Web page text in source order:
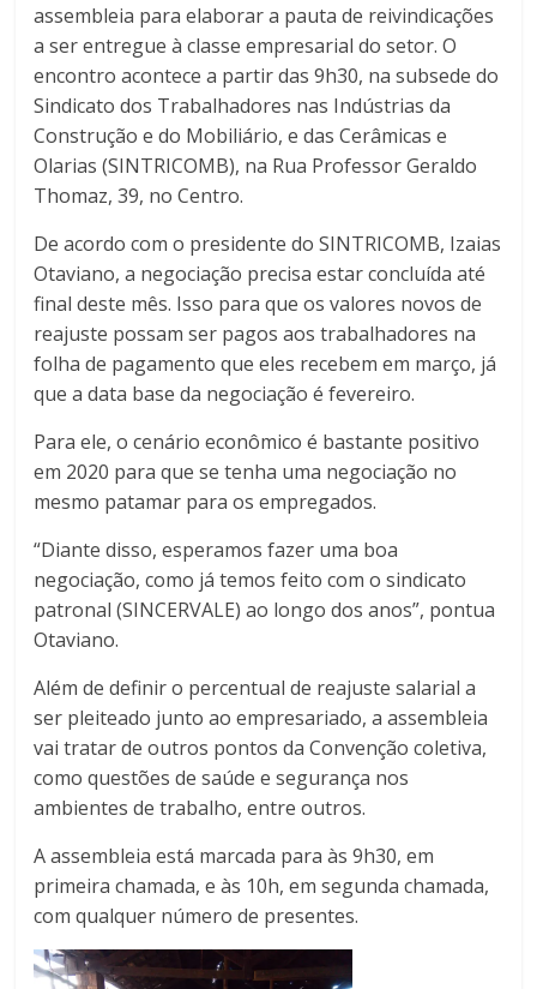
assembleia para elaborar a pauta de reivindicações
a ser entregue à classe empresarial do setor. O
encontro acontece a partir das 9h30, na subsede do
Sindicato dos Trabalhadores nas Indústrias da
Construção e do Mobiliário, e das Cerâmicas e
Olarias (SINTRICOMB), na Rua Professor Geraldo
Thomaz, 39, no Centro.
De acordo com o presidente do SINTRICOMB, Izaias
Otaviano, a negociação precisa estar concluída até
final deste mês. Isso para que os valores novos de
reajuste possam ser pagos aos trabalhadores na
folha de pagamento que eles recebem em março, já
que a data base da negociação é fevereiro.
Para ele, o cenário econômico é bastante positivo
em 2020 para que se tenha uma negociação no
mesmo patamar para os empregados.
“Diante disso, esperamos fazer uma boa
negociação, como já temos feito com o sindicato
patronal (SINCERVALE) ao longo dos anos”, pontua
Otaviano.
Além de definir o percentual de reajuste salarial a
ser pleiteado junto ao empresariado, a assembleia
vai tratar de outros pontos da Convenção coletiva,
como questões de saúde e segurança nos
ambientes de trabalho, entre outros.
A assembleia está marcada para às 9h30, em
primeira chamada, e às 10h, em segunda chamada,
com qualquer número de presentes.